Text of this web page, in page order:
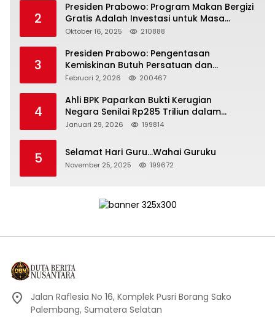
2
Presiden Prabowo: Program Makan Bergizi
Gratis Adalah Investasi untuk Masa
Depan Bangsa
Oktober 16, 2025 210888
3
Presiden Prabowo: Pengentasan
Kemiskinan Butuh Persatuan dan
Kepemimpinan yang Bertanggung Jawab
Februari 2, 2026 200467
4
Ahli BPK Paparkan Bukti Kerugian
Negara Senilai Rp285 Triliun dalam
Persidangan Korupsi PT Pertamina
Januari 29, 2026 199814
5 Selamat Hari Guru…Wahai Guruku
November 25, 2025 199672
Jalan Raflesia No 16, Komplek Pusri Borang Sako
Palembang, Sumatera Selatan